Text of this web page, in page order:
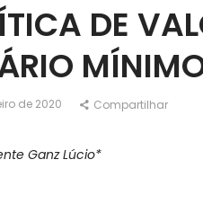
DE
de 2020 Compartilhar
Ganz Lúcio*